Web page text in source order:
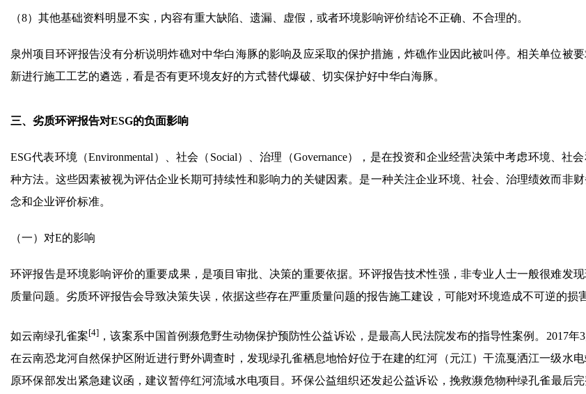
（8）其他基础资料明显不实，内容有重大缺陷、遗漏、虚假，或者环境影响评价结论不正确、不合理的。
泉州项目环评报告没有分析说明炸礁对中华白海豚的影响及应采取的保护措施，炸礁作业因此被叫停。相关单位被
新进行施工工艺的遴选，看是否有更环境友好的方式替代爆破、切实保护好中华白海豚。
三、劣质环评报告对ESG的负面影响
ESG代表环境（Environmental）、社会（Social）、治理（Governance），是在投资和企业经营决策中考虑环境、社
种方法。这些因素被视为评估企业长期可持续性和影响力的关键因素。是一种关注企业环境、社会、治理绩效而非
念和企业评价标准。
（一）对E的影响
环评报告是环境影响评价的重要成果，是项目审批、决策的重要依据。环评报告技术性强，非专业人士一般很难发
质量问题。劣质环评报告会导致决策失误，依据这些存在严重质量问题的报告施工建设，可能对环境造成不可逆的损害
如云南绿孔雀案[4] ，该案系中国首例濒危野生动物保护预防性公益诉讼，是最高人民法院发布的指导性案例。2017年
在云南恐龙河自然保护区附近进行野外调查时，发现绿孔雀栖息地恰好位于在建的红河（元江）干流戛洒江一级水
原环保部发出紧急建议函，建议暂停红河流域水电项目。环保公益组织还发起公益诉讼，挽救濒危物种绿孔雀最后